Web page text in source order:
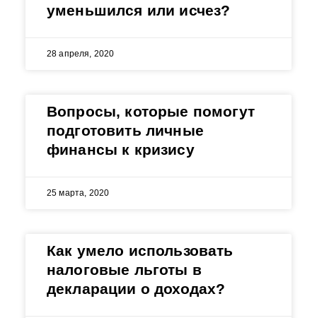
уменьшился или исчез?
28 апреля, 2020
Вопросы, которые помогут
подготовить личные
финансы к кризису
25 марта, 2020
Как умело использовать
налоговые льготы в
декларации о доходах?